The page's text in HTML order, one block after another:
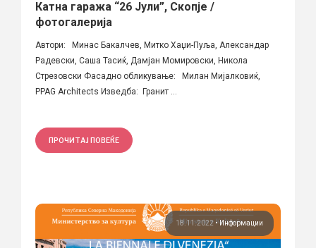
Катна гаража “26 Јули”, Скопје /
фотогалерија
Автори: Минас Бакалчев, Митко Хаџи-Пуља, Александар
Радевски, Саша Тасиќ, Дамјан Момировски, Никола
Стрезовски Фасадно обликување: Милан Мијалковиќ,
PPAG Architects Изведба: Гранит ...
ПРОЧИТАЈ ПОВЕЌЕ
18.11.2022 •Информации